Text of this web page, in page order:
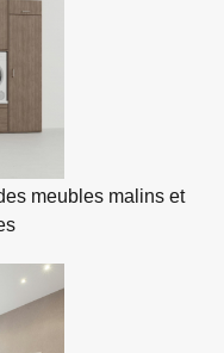
meubles malins et